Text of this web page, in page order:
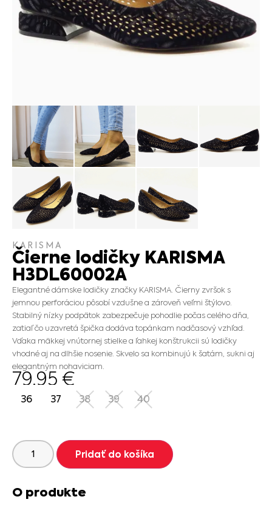
KARISMA
Čierne lodičky KARISMA
H3DL60002A
Elegantné dámske lodičky značky KARISMA. Čierny zvršok s
jemnou perforáciou pôsobí vzdušne a zároveň veľmi štýlovo.
Stabilný nízky podpätok zabezpečuje pohodlie počas celého dňa,
zatiaľ čo uzavretá špička dodáva topánkam nadčasový vzhľad.
Vďaka mäkkej vnútornej stielke a ľahkej konštrukcii sú lodičky
vhodné aj na dlhšie nosenie. Skvelo sa kombinujú k šatám, sukni aj
elegantným nohaviciam.
79.95 €
36 37 38 39 40
Pridať do košíka
O produkte